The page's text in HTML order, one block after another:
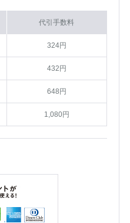
代引手数料
324円
432円
648円
1,080円